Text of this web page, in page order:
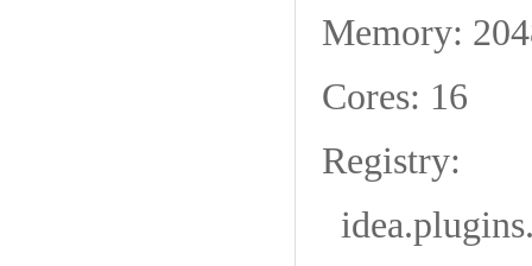
Memory:
Cores: 16
Registry: